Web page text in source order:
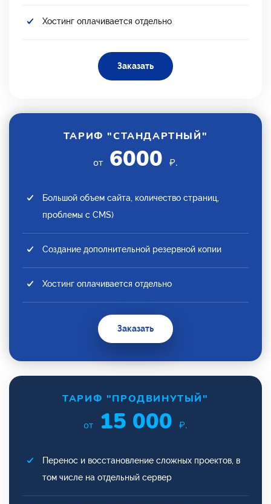
Хостинг оплачивается отдельно
Заказать
ТАРИФ "СТАНДАРТНЫЙ"
от 6000 ₽.
Большой объем сайта, количество страниц,
проблемы с CMS)
Создание дополнительной резервной копии
Хостинг оплачивается отдельно
Заказать
ТАРИФ "ПРОДВИНУТЫЙ"
от 15 000 ₽.
Перенос и восстановление сложных проектов, в
том числе на отдельный сервер